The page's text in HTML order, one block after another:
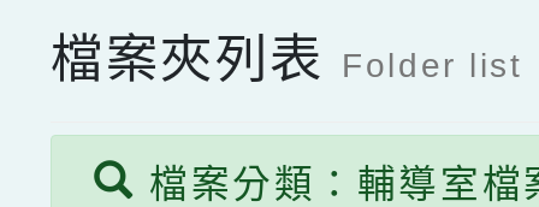
檔案夾列表 Folder list
檔案分類：輔導室檔